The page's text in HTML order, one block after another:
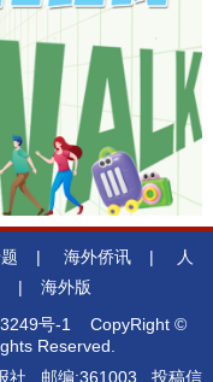
| 海外侨讯 |
人
|
海外版
号-1
CopyRight ©
Reserved.
社 邮编:361003 投稿信